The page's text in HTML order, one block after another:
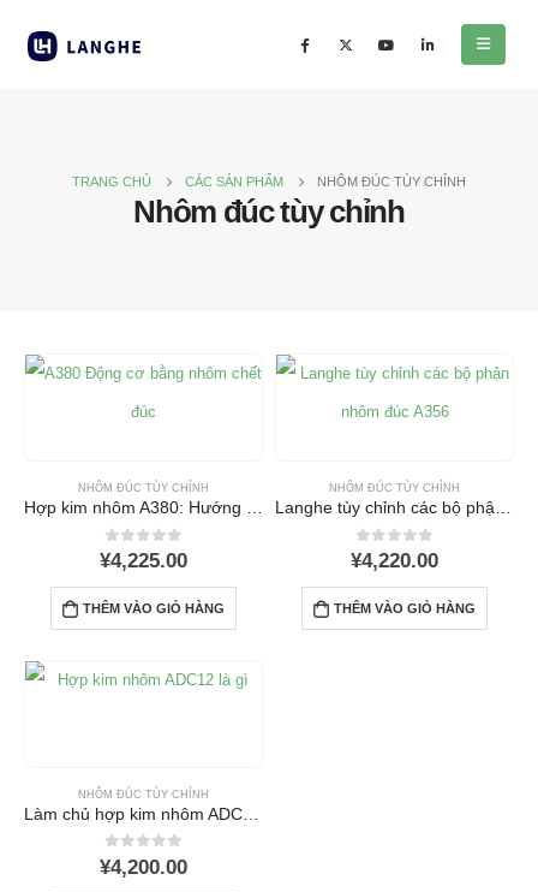
TRANG CHỦ CÁC SẢN PHẨM NHÔM ĐÚC TÙY CHỈNH
Nhôm đúc tùy chỉnh
NHÔM ĐÚC TÙY CHỈNH
0ra khỏi 5
¥4,225.00
THÊM VÀO GIỎ HÀNG
NHÔM ĐÚC TÙY CHỈNH
0ra khỏi 5
¥4,220.00
THÊM VÀO GIỎ HÀNG
NHÔM ĐÚC TÙY CHỈNH
0ra khỏi 5
¥4,200.00